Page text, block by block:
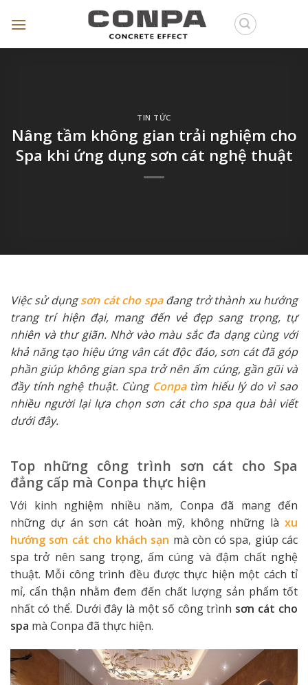
TIN TỨC
Nâng tầm không gian trải nghiệm cho
Spa khi ứng dụng sơn cát nghệ thuật
Việc sử dụngsơn cát cho spađang trở thành xu hướng
trang trí hiện đại, mang đến vẻ đẹp sang trọng, tự
nhiên và thư giãn. Nhờ vào màu sắc đa dạng cùng với
khả năng tạo hiệu ứng vân cát độc đáo, sơn cát đã góp
phần giúp không gian spa trở nên ấm cúng, gần gũi và
đầy tính nghệ thuật. Cùng Conpatìm hiểu lý do vì sao
nhiều người lại lựa chọn sơn cát cho spa qua bài viết
dưới đây.
Top những công trình sơn cát cho Spa
đẳng cấp mà Conpa thực hiện
Với kinh nghiệm nhiều năm, Conpa đã mang đến
những dự án sơn cát hoàn mỹ, không những là xu
hướng sơn cát cho khách sạn mà còn có spa, giúp các
spa trở nên sang trọng, ấm cúng và đậm chất nghệ
thuật. Mỗi công trình đều được thực hiện một cách tỉ
mỉ, cẩn thận nhằm đem đến chất lượng sản phẩm tốt
nhất có thể. Dưới đây là một số công trình sơn cát cho
spa mà Conpa đã thực hiện.